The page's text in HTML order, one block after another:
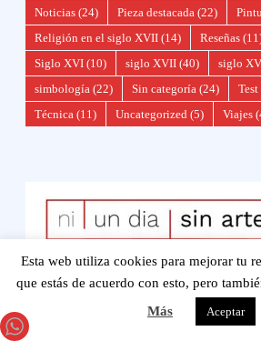
Noticias (24) Pieza destacada (22)
Religión en el siglo XVII (14) Reseñas
Siglo XVI (10) siglo XVII (40) siglo
simbología (22) Sin categoría (24) Test
Técnica (11) Uncategorized (5) Viajes
Ni un día sin arte
Esta web utiliza cookies para mejorar tu
que estás de acuerdo con esto, pero
Más
Aceptar